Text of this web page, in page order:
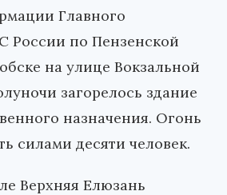
Главного
России по Пензенской
на улице Вокзальной
загорелось здание
назначения. Огонь
силами десяти человек.
Верхняя Елюзань